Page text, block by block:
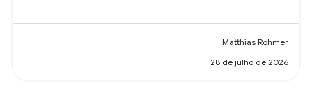
Matthias Rohmer
28 de julho de 2026